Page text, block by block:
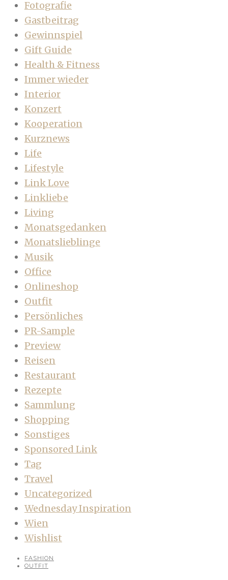
Fotografie
Gastbeitrag
Gewinnspiel
Gift Guide
Health & Fitness
Immer wieder
Interior
Konzert
Kooperation
Kurznews
Life
Lifestyle
Link Love
Linkliebe
Living
Monatsgedanken
Monatslieblinge
Musik
Office
Onlineshop
Outfit
Persönliches
PR-Sample
Preview
Reisen
Restaurant
Rezepte
Sammlung
Shopping
Sonstiges
Sponsored Link
Tag
Travel
Uncategorized
Wednesday Inspiration
Wien
Wishlist
FASHION
OUTFIT